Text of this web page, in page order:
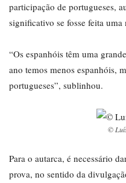
participação de portugueses,
significativo se fosse feita
“Os espanhóis têm uma
ano temos menos espanhóis,
portugueses”, sublinhou.
©
Para o autarca, é necessário
prova, no sentido da